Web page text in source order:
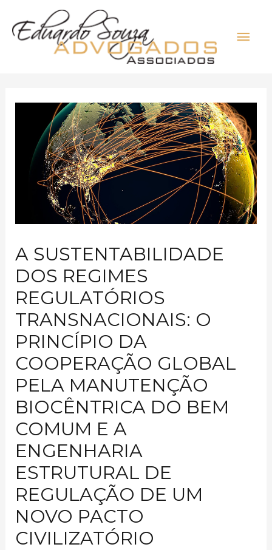
A SUSTENTABILIDADE
DOS REGIMES
REGULATÓRIOS
TRANSNACIONAIS: O
PRINCÍPIO DA
COOPERAÇÃO GLOBAL
PELA MANUTENÇÃO
BIOCÊNTRICA DO BEM
COMUM E A
ENGENHARIA
ESTRUTURAL DE
REGULAÇÃO DE UM
NOVO PACTO
CIVILIZATÓRIO